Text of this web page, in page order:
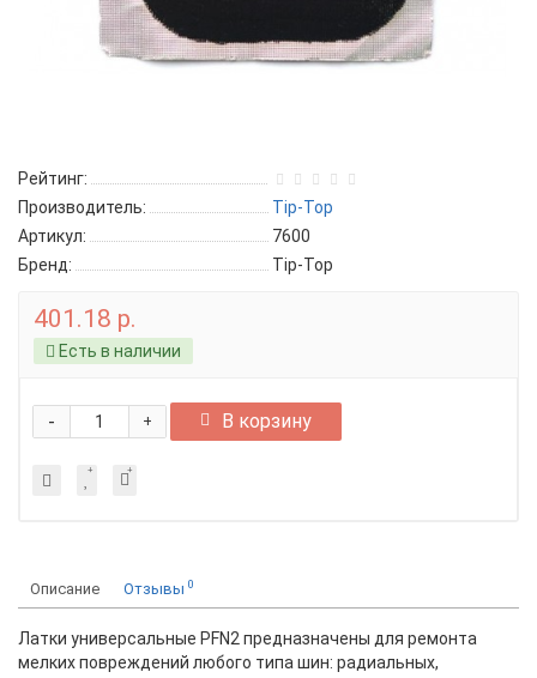
Рейтинг:
Производитель:
Tip-Top
Артикул:
7600
Бренд:
Tip-Top
401.18 р.
Есть в наличии
+
- В корзину
Описание Отзывы 0
Латки универсальные PFN2 предназначены для ремонта
мелких повреждений любого типа шин: радиальных,